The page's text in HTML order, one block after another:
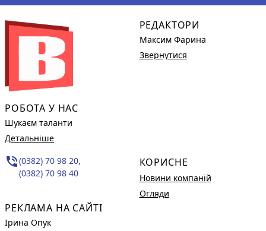
РОБОТА У НАС
Шукаєм таланти
Детальніше
phone_in_talk(0382) 70 98 20,
(0382) 70 98 40
РЕКЛАМА НА САЙТІ
Ірина Опук
РЕДАКТОРИ
Максим Фарина
Звернутися
КОРИСНЕ
Новини компаній
Огляди